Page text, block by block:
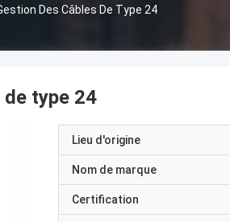
Des Câbles De Type 24
de type 24
Lieu d'origine
Nom de marque
Certification